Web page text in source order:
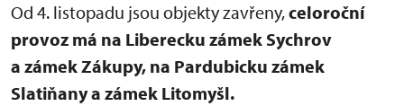
Od 4. listopadu jsou objekty zavřeny,celoroční
provoz má na Liberecku zámek Sychrov
a zámek Zákupy, na Pardubicku zámek
Slatiňany a zámek Litomyšl.